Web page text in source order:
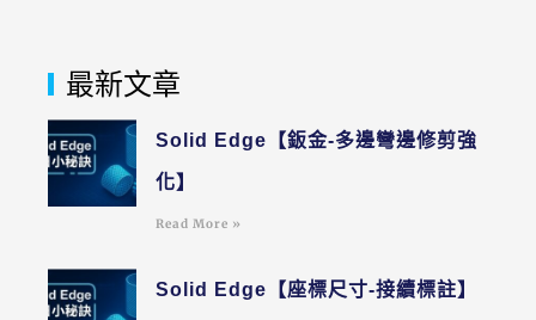
最新文章
Solid Edge【鈑金-多邊彎邊修剪強
化】
Read More »
Solid Edge【座標尺寸-接續標註】